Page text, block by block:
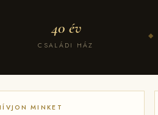
40 év
CSALÁDI HÁZ
◆
MINKET